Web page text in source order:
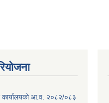
कार्यालयको आ.व. २०८२/०८३